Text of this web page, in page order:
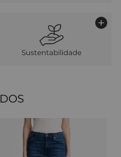
Sustentabilidade